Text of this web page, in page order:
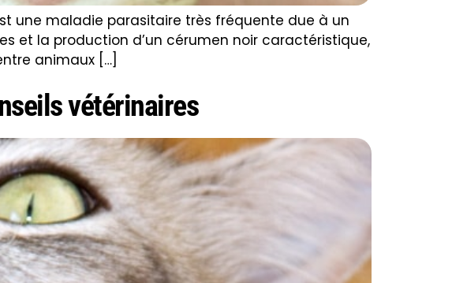
une maladie parasitaire très fréquente due à un
et la production d’un cérumen noir caractéristique,
animaux […]
vétérinaires